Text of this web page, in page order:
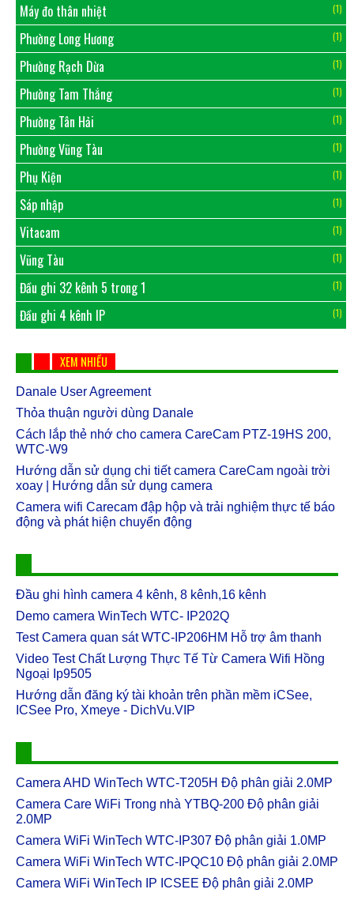
Máy đo thân nhiệt (1)
Phường Long Hương (1)
Phường Rạch Dừa (1)
Phường Tam Thắng (1)
Phường Tân Hải (1)
Phường Vũng Tàu (1)
Phụ Kiện (1)
Sáp nhập (1)
Vitacam (1)
Vũng Tàu (1)
Đầu ghi 32 kênh 5 trong 1 (1)
Đầu ghi 4 kênh IP (1)
XEM NHIỀU
Danale User Agreement
Thỏa thuận người dùng Danale
Cách lắp thẻ nhớ cho camera CareCam PTZ-19HS 200,
WTC-W9
Hướng dẫn sử dụng chi tiết camera CareCam ngoài trời
xoay | Hướng dẫn sử dụng camera
Camera wifi Carecam đập hộp và trải nghiệm thực tế báo
động và phát hiện chuyển động
CareCam Pro và Onvif
Download Phần Mềm Camera
CareCam for PC - CareCam dành cho PC
CareCam cung cấp chế độ xem trực tiếp HD, cảnh báo
phát hiện chuyển động
CareCam Pro: Camera Quan Sát Toàn Cảnh Giúp Bạn
Chăm Sóc
Clip nhạy cảm ở Hải Phòng bị tung lên mạng: Xử lý
các đối tượng thế nào?
Theo luật sư Bình, hành vi đưa hình ảnh nhạy cảm của
người khác lên mạng có thể bị phạt tới 15 năm tù giam.
Công an vào cuộc xác minh vụ lộ clip người phụ nữ cho
trẻ em động chạm vùng nhạy cảm
Trung Quốc bị tố theo dõi khắp thế giới
Một báo cáo cho biết Trung Quốc sử dụng các công nghệ
kiểm soát thông tin. ...
Camera WiFi WinTech BÓNG ĐÈN Độ phân giải 1.3MP
Camera WiFi WinTech BÓNG ĐÈN Độ phân giải 1.3MP
Đầu ghi hình camera 4 kênh, 8 kênh,16 kênh
Demo camera WinTech WTC- IP202Q
Test Camera quan sát WTC-IP206HM Hỗ trợ âm thanh
Video Test Chất Lượng Thực Tế Từ Camera Wifi Hồng
Ngoại Ip9505
Hướng dẫn đăng ký tài khoản trên phần mềm iCSee,
ICSee Pro, Xmeye - DichVu.VIP
Camera AHD WinTech WTC-T205H Độ phân giải 2.0MP
Camera Care WiFi Trong nhà YTBQ-200 Độ phân giải
2.0MP
Camera WiFi WinTech WTC-IP307 Độ phân giải 1.0MP
Camera WiFi WinTech WTC-IPQC10 Độ phân giải 2.0MP
Camera WiFi WinTech IP ICSEE Độ phân giải 2.0MP